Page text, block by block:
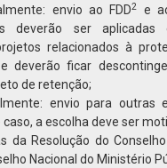
envio ao FDD2 e
deverão ser aplicadas
relacionados à
deverão ficar
de retenção;
envio para outras
caso, a escolha deve ser
da Resolução do
Nacional do Ministério